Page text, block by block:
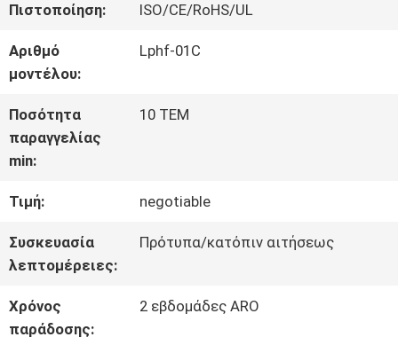
ΈΛΕΓΧΟΣ
ΜΑΣ
ΕΛΆΤΕ
ΕΠΑΦΉ
Πιστοποίηση: ISO/CE/RoHS/UL
Αριθμό
μοντέλου:
Lphf-01C
Ποσότητα
παραγγελίας
min:
10 ΤΕΜ
Τιμή: negotiable
Συσκευασία
λεπτομέρειες:
Πρότυπα/κατόπιν αιτήσεως
Χρόνος
παράδοσης:
2 εβδομάδες ARO